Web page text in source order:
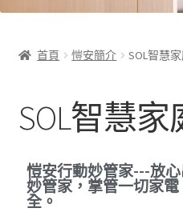
實境體驗館
應用程式下載
燦坤專區
首頁 愷安簡介 SOL智慧
SOL智慧
愷安行動妙管家---放
妙管家，掌管一切家
全。